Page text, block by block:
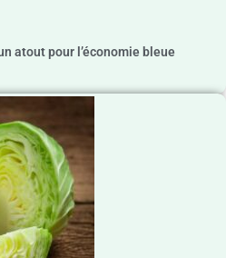
atout pour l’économie bleue